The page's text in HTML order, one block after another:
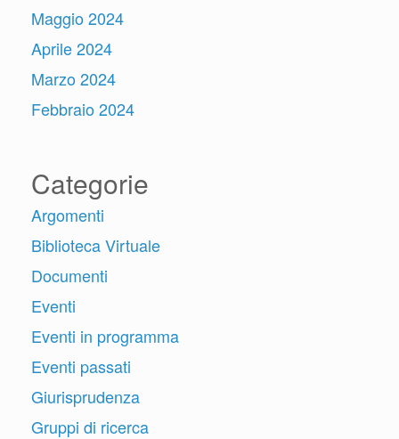
Maggio 2024
Aprile 2024
Marzo 2024
Febbraio 2024
Categorie
Argomenti
Biblioteca Virtuale
Documenti
Eventi
Eventi in programma
Eventi passati
Giurisprudenza
Gruppi di ricerca